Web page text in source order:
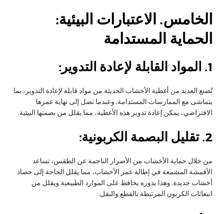
الخامس. الاعتبارات البيئية:
الحماية المستدامة
1. المواد القابلة لإعادة التدوير:
تُصنع العديد من أغطية الأخشاب الحديثة من مواد قابلة لإعادة التدوير، بما
يتماشى مع الممارسات المستدامة. وعندما تصل إلى نهاية عمرها
الافتراضي، يمكن إعادة تدوير هذه الأغطية، مما يقلل من بصمتها البيئية.
2. تقليل البصمة الكربونية:
من خلال حماية الأخشاب من الأضرار الناجمة عن الطقس، تساعد
الأقمشة المشمعة في إطالة عمر الأخشاب، مما يقلل الحاجة إلى حصاد
أخشاب جديدة. وهذا بدوره يحافظ على الموارد الطبيعية ويقلل من
انبعاثات الكربون المرتبطة بالقطع والنقل.